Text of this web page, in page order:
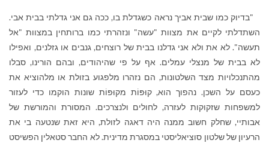
"בדיוק כמו שבית אביך נראה כשגדלת בו, ככה גם אני גדלתי בבית אבי.
השתדלתי לקיים את מצוות "עשה" ונזהרתי כמו ברותחין במצוות "אל
תעשה". לא את ולא אני גדלנו בבית של רוצחים, גנבים או גזלנים, ואפילו
לא בבית של מנצלי עמלים. אף על פי שהיהודים, ובהם הורינו, סבלו
מהתנכלויות מצד השלטונות, הם נזהרו מלפגוע בזולת או מלהוציא את
כעסם על השכן. נהפוך הוא, קוּפּוֹת מקוּפּוֹת שונות הוקמו כדי לעזור
למשפחות שזקוקות לעזרה, לחולים ולנצרכים. המסורת והמורשת של
אבותיי, שחלק חשוב ממנה היה דאגה לזולת, היא זאת שנטעה בי את
הרעיון של שלטון סוציאליסטי במסגרת מדינית. לא החבר סטאלין הפשיסט